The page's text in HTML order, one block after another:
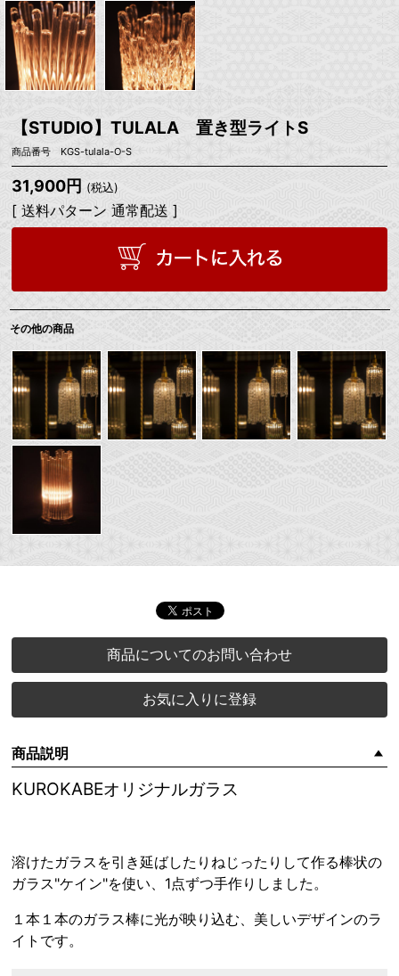
【STUDIO】TULALA 置き型ライトS
商品番号 KGS-tulala-O-S
31,900円 (税込)
[ 送料パターン 通常配送 ]
その他の商品
商品についてのお問い合わせ
お気に入りに登録
商品説明
KUROKABEオリジナルガラス
溶けたガラスを引き延ばしたりねじったりして作る棒状の
ガラス"ケイン"を使い、1点ずつ手作りしました。
１本１本のガラス棒に光が映り込む、美しいデザインのラ
イトです。